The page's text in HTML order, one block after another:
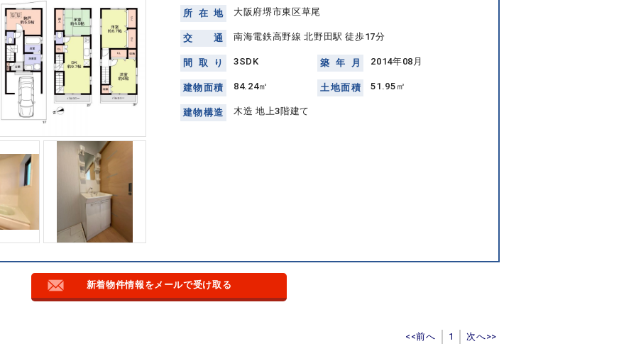
所 在 地 大阪府堺市東区草尾
交 通 南海電鉄高野線 北野田駅 徒歩17分
間 取 り 3SDK 築 年 月 2014年08月
建物面積 84.24㎡ 土地面積 51.95㎡
建物構造 木造 地上3階建て
新着物件情報をメールで受け取る
<<前へ 1 次へ>>